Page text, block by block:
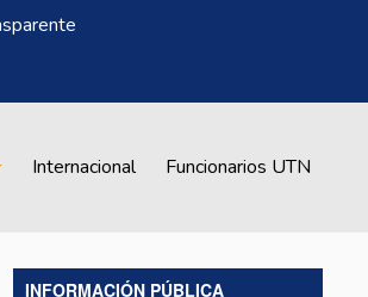
Internacional Funcionarios UTN
INFORMACIÓN PÚBLICA